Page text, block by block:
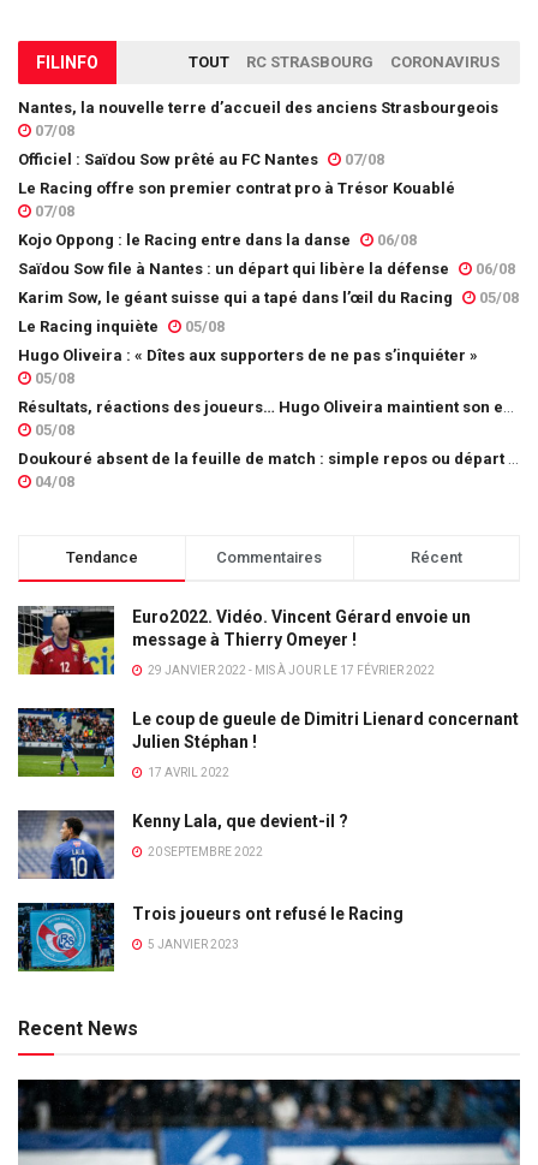
FIL INFO TOUT RC STRASBOURG CORONAVIRUS
Nantes, la nouvelle terre d’accueil des anciens Strasbourgeois
07/08
Officiel : Saïdou Sow prêté au FC Nantes
07/08
Le Racing offre son premier contrat pro à Trésor Kouablé
07/08
Kojo Oppong : le Racing entre dans la danse
06/08
Saïdou Sow file à Nantes : un départ qui libère la défense
06/08
Karim Sow, le géant suisse qui a tapé dans l’œil du Racing
05/08
Le Racing inquiète
05/08
Hugo Oliveira : « Dîtes aux supporters de ne pas s’inquiéter »
05/08
05/08
04/08
Tendance Commentaires Récent
Euro2022. Vidéo. Vincent Gérard envoie un
message à Thierry Omeyer !
29 JANVIER 2022 - MIS À JOUR LE 17 FÉVRIER 2022
Le coup de gueule de Dimitri Lienard concernant
Julien Stéphan !
17 AVRIL 2022
Kenny Lala, que devient-il ?
20 SEPTEMBRE 2022
Trois joueurs ont refusé le Racing
5 JANVIER 2023
Recent News